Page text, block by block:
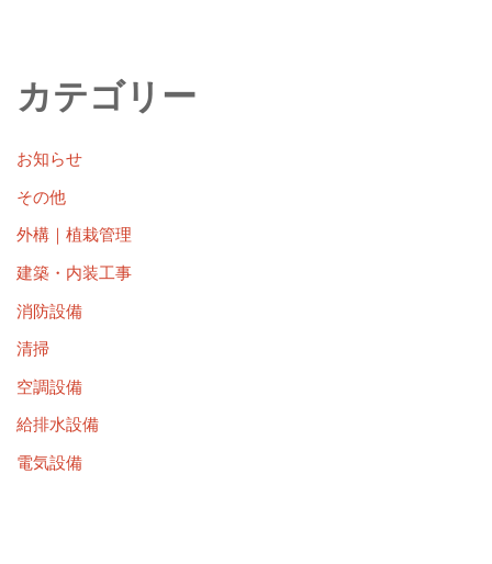
カテゴリー
お知らせ
その他
外構｜植栽管理
建築・内装工事
消防設備
清掃
空調設備
給排水設備
電気設備